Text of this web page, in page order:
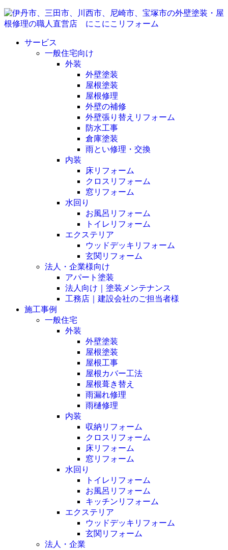
サービス
一般住宅向け
外装
外壁塗装
屋根塗装
屋根修理
外壁の補修
外壁張り替えリフォーム
防水工事
倉庫塗装
雨とい修理・交換
内装
床リフォーム
クロスリフォーム
窓リフォーム
水回り
お風呂リフォーム
トイレリフォーム
エクステリア
ウッドデッキリフォーム
玄関リフォーム
法人・企業様向け
アパート塗装
法人向け｜塗装メンテナンス
工務店｜建設会社のご担当者様
施工事例
一般住宅
外装
外壁塗装
屋根塗装
屋根工事
屋根カバー工法
屋根葺き替え
雨漏れ修理
雨樋修理
内装
収納リフォーム
クロスリフォーム
床リフォーム
窓リフォーム
水回り
トイレリフォーム
お風呂リフォーム
キッチンリフォーム
エクステリア
ウッドデッキリフォーム
玄関リフォーム
法人・企業